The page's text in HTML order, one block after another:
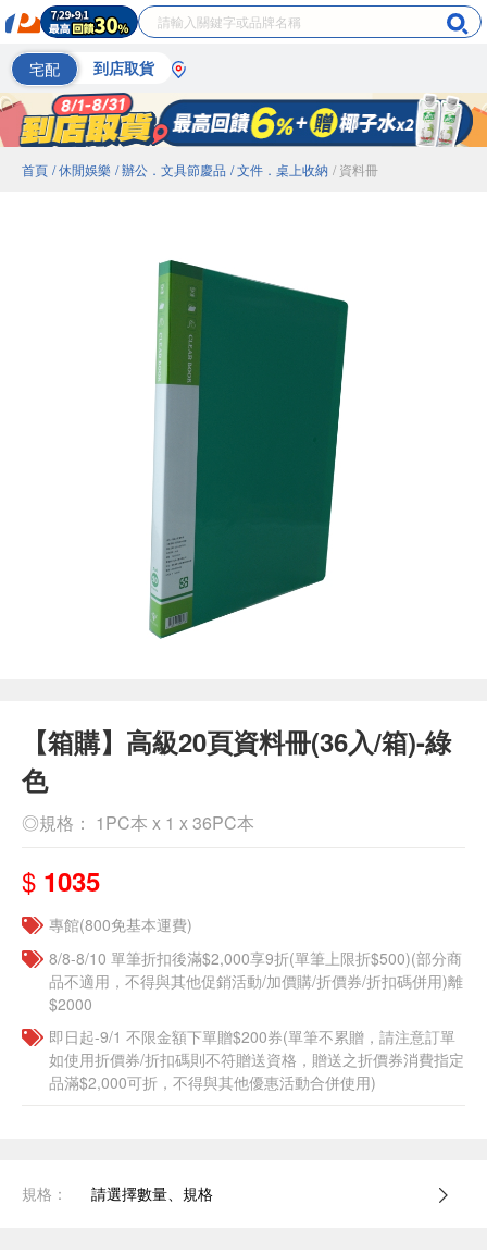
宅配 到店取貨
首頁 / 休閒娛樂 / 辦公．文具節慶品 / 文件．桌上收納 / 資料冊
【箱購】高級20頁資料冊(36入/箱)-綠
色
◎規格： 1PC本 x 1 x 36PC本
$ 1035
專館(800免基本運費)
8/8-8/10 單筆折扣後滿$2,000享9折(單筆上限折$500)(部分商
品不適用，不得與其他促銷活動/加價購/折價券/折扣碼併用)離
$2000
即日起-9/1 不限金額下單贈$200券(單筆不累贈，請注意訂單
如使用折價券/折扣碼則不符贈送資格，贈送之折價券消費指定
品滿$2,000可折，不得與其他優惠活動合併使用)
規格： 請選擇數量、規格